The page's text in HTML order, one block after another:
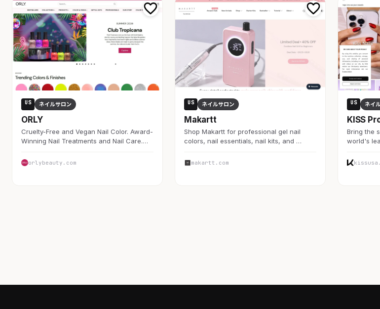
US ネイルサロン
ORLY
Cruelty-Free and Vegan Nail Color. Award-
Winning Nail Treatments and Nail Care.…
orlybeauty.com
US ネイルサロン
Makartt
Shop Makartt for professional gel nail
colors, nail essentials, nail kits, and …
makartt.com
US ネイ
KISS
Bring the
world's